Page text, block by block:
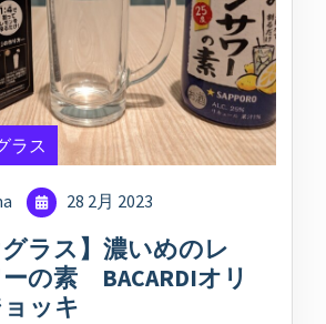
ラス
28 2月 2023
グラス】濃いめのレ
の素 BACARDIオリ
ッキ